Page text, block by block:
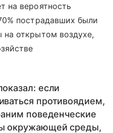
на вероятность
пострадавших были
открытом воздухе,
если
противоядием,
поведенческие
окружающей среды,